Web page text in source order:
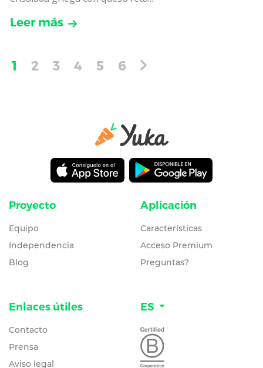
Leer más
1 2 3 4 5 6
Proyecto
Equipo
Independencia
Blog
Aplicación
Características
Acceso Premium
Preguntas?
Enlaces útiles
Contacto
Prensa
Aviso legal
ES